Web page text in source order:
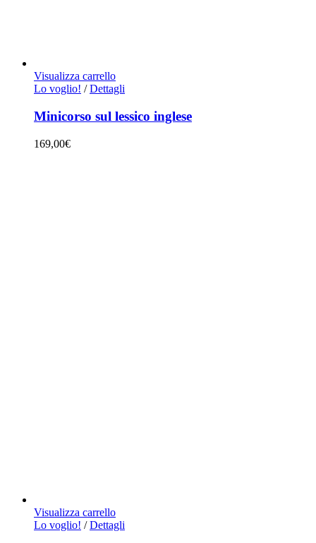
Visualizza carrello
Lo voglio! / Dettagli
Minicorso sul lessico inglese
169,00€
Visualizza carrello
Lo voglio! / Dettagli